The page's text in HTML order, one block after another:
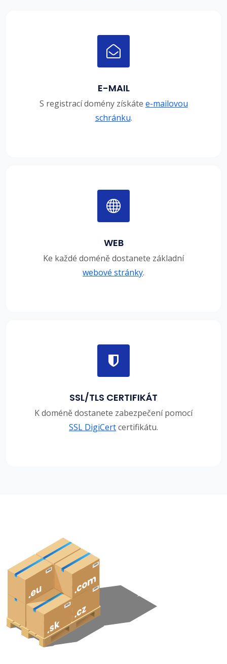
E-MAIL
S registrací domény získáte e-mailovou
schránku.
WEB
Ke každé doméně dostanete základní
webové stránky.
SSL/TLS CERTIFIKÁT
K doméně dostanete zabezpečení pomocí
SSL DigiCertcertifikátu.